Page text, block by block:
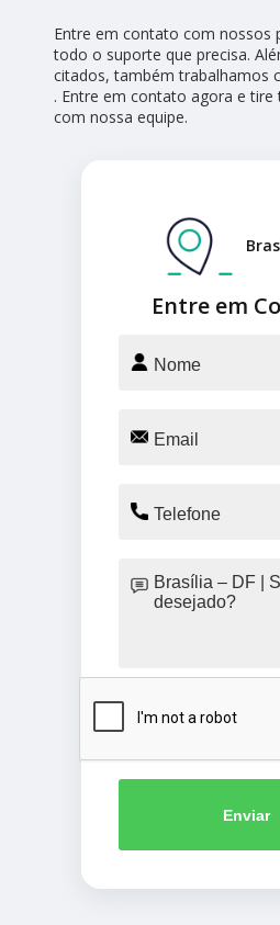
Entre em contato com nossos
todo o suporte que precisa.
citados, também trabalhamos
. Entre em contato agora e tire
com nossa equipe.
Entre em
Enviar